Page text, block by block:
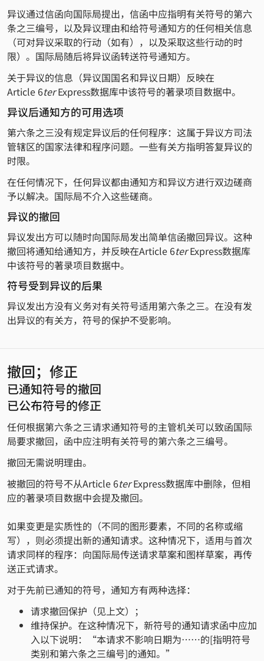
异议通过信函向国际局提出，信函中应指明有关符号的第六
条之三编号，以及异议理由和给符号通知方的任何相关信息
（可对异议采取的行动（如有），以及采取这些行动的时
限）。国际局随后将异议函转送符号通知方。
关于异议的信息（异议国国名和异议日期）反映在
Article 6terExpress数据库中该符号的著录项目数据中。
异议后通知方的可用选项
第六条之三没有规定异议后的任何程序：这属于异议方司法
管辖区的国家法律和程序问题。一些有关方指明答复异议的
时限。
在任何情况下，任何异议都由通知方和异议方进行双边磋商
予以解决。国际局不介入这些磋商。
异议的撤回
异议发出方可以随时向国际局发出简单信函撤回异议。这种
撤回将通知给通知方，并反映在Article 6terExpress数据库
中该符号的著录项目数据中。
符号受到异议的后果
异议发出方没有义务对有关符号适用第六条之三。在没有发
出异议的有关方，符号的保护不受影响。
撤回；修正
已通知符号的撤回
已公布符号的修正
任何根据第六条之三请求通知符号的主管机关可以致函国际
局要求撤回，函中应注明有关符号的第六条之三编号。
撤回无需说明理由。
被撤回的符号不从Article 6terExpress数据库中删除，但相
应的著录项目数据中会提及撤回。
如果变更是实质性的（不同的图形要素，不同的名称或缩
写），则必须提出新的通知请求。这种情况下，适用与首次
请求同样的程序：向国际局传送请求草案和图样草案，再传
送正式请求。
对于先前已通知的符号，通知方有两种选择：
请求撤回保护（见上文）；
维持保护。在这种情况下，新符号的通知请求函中应加
入以下说明：“本请求不影响日期为……的[指明符号
类别和第六条之三编号]的通知。”